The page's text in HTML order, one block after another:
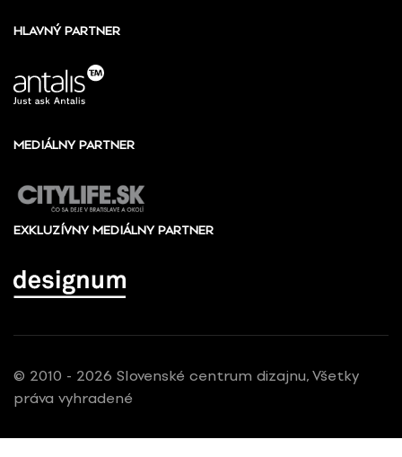
HLAVNÝ PARTNER
MEDIÁLNY PARTNER
EXKLUZÍVNY MEDIÁLNY PARTNER
© 2010 - 2026 Slovenské centrum dizajnu, Všetky
práva vyhradené